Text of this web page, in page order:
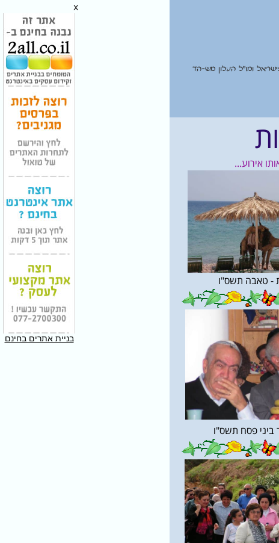
x
בניית אתרים בחינם
ומו"ל העלון מש-הד
אירוע...
- טאבה תשס"ו
ביני פסח תשס"ו